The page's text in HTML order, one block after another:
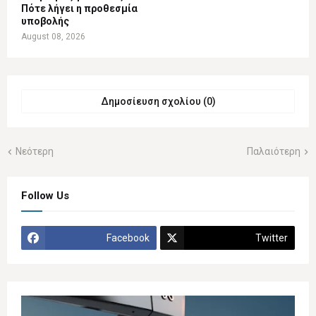
Πότε λήγει η προθεσμία
υποβολής
August 08, 2026
Δημοσίευση σχολίου (0)
Νεότερη Παλαιότερη
Follow Us
Facebook Twitter